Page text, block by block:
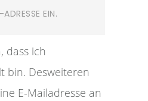
dass ich
bin. Desweiteren
E-Mailadresse an